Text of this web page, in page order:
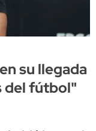
su llegada
del fútbol"